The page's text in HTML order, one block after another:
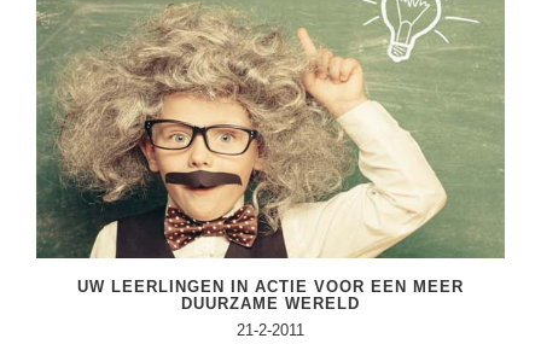
UW LEERLINGEN IN ACTIE VOOR EEN MEER
DUURZAME WERELD
21-2-2011